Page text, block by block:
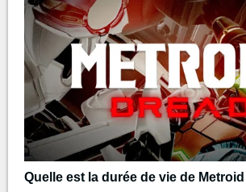
Quelle est la durée de vie de